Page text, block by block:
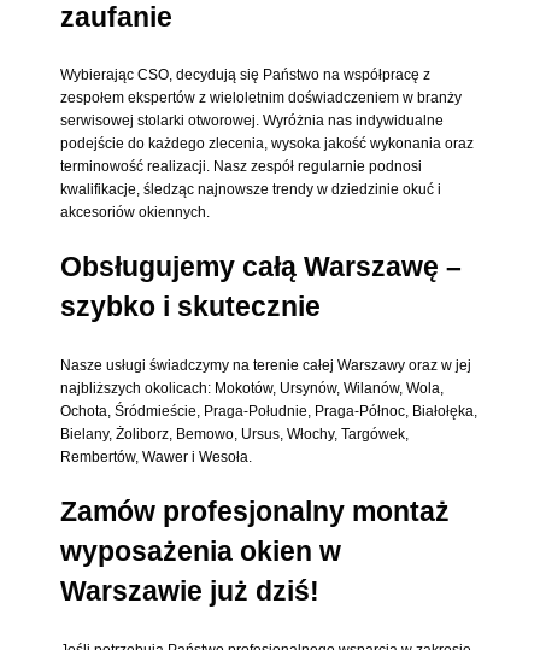
zaufanie
Wybierając CSO, decydują się Państwo na współpracę z
zespołem ekspertów z wieloletnim doświadczeniem w branży
serwisowej stolarki otworowej. Wyróżnia nas indywidualne
podejście do każdego zlecenia, wysoka jakość wykonania oraz
terminowość realizacji. Nasz zespół regularnie podnosi
kwalifikacje, śledząc najnowsze trendy w dziedzinie okuć i
akcesoriów okiennych.
Obsługujemy całą Warszawę –
szybko i skutecznie
Nasze usługi świadczymy na terenie całej Warszawy oraz w jej
najbliższych okolicach: Mokotów, Ursynów, Wilanów, Wola,
Ochota, Śródmieście, Praga-Południe, Praga-Północ, Białołęka,
Bielany, Żoliborz, Bemowo, Ursus, Włochy, Targówek,
Rembertów, Wawer i Wesoła.
Zamów profesjonalny montaż
wyposażenia okien w
Warszawie już dziś!